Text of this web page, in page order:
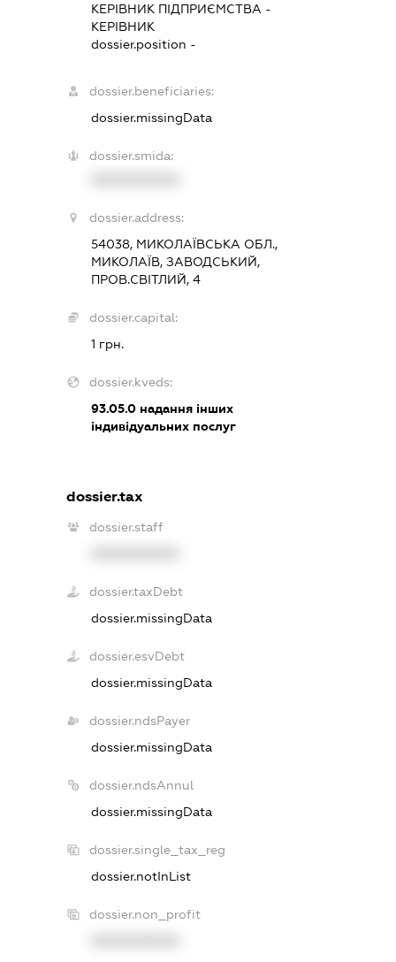
КЕРІВНИК ПІДПРИЄМСТВА -
КЕРІВНИК
dossier.position -
dossier.beneficiaries:
dossier.missingData
dossier.smida:
dossier.address:
54038, МИКОЛАЇВСЬКА ОБЛ.,
МИКОЛАЇВ, ЗАВОДСЬКИЙ,
ПРОВ.СВІТЛИЙ, 4
dossier.capital:
1 грн.
dossier.kveds:
93.05.0 надання інших
індивідуальних послуг
dossier.tax
dossier.staff
dossier.taxDebt
dossier.missingData
dossier.esvDebt
dossier.missingData
dossier.ndsPayer
dossier.missingData
dossier.ndsAnnul
dossier.missingData
dossier.single_tax_reg
dossier.notInList
dossier.non_profit